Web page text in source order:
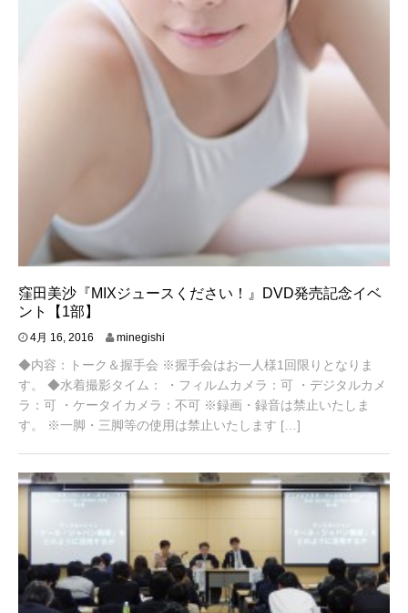
窪田美沙『MIXジュースください！』DVD発売記念イベ
ント【1部】
4月 16, 2016
7
,
1
minegishi
◆内容：トーク＆握手会 ※握手会はお一人様1回限りとなりま
す。 ◆水着撮影タイム： ・フィルムカメラ：可 ・デジタルカメ
ラ：可 ・ケータイカメラ：不可 ※録画・録音は禁止いたしま
す。 ※一脚・三脚等の使用は禁止いたします […]